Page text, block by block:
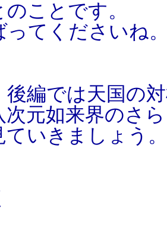
のことです。
ってくださいね
後編では天国の
次元如来界のさ
ていきましょう。